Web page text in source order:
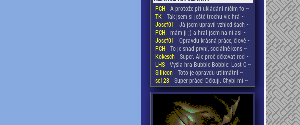
PCH- A protože při ukládání ničím fo ~
TK- Tak jsem si ještě trochu víc hrá ~
Josef01 - Já jsem upravil vzhled šach ~
PCH- mám ji ;) a hral jsem na ni asi ~
Josef01 - Opravdu krásná práce, člově ~
PCH- To je snad první, sociálně kons ~
Kokesch- Super. Ale proč děkovat rod ~
LHS- Vyšla hra Bubble Bobble: Lost C ~
Sillicon- Toto je opravdu utlimátní ~
sc128- Super práce! Děkuji. Chybí mi ~